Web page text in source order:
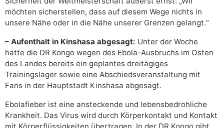
möchten sicherstellen, dass auf diesem Wege nichts in
unsere Nähe oder in die Nähe unserer Grenzen gelangt.“
– Aufenthalt in Kinshasa abgesagt: Unter der Woche
hatte die DR Kongo wegen des Ebola-Ausbruchs im Osten
des Landes bereits ein geplantes dreitägiges
Trainingslager sowie eine Abschiedsveranstaltung mit
Fans in der Hauptstadt Kinshasa abgesagt.
Ebolafieber ist eine ansteckende und lebensbedrohliche
Krankheit. Das Virus wird durch Körperkontakt und Kontakt